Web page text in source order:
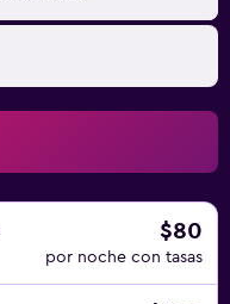
$80
por noche con tasas